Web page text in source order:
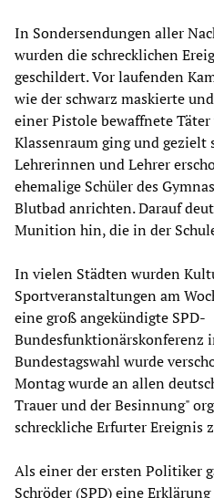
In Sondersendungen aller
wurden die schrecklichen
geschildert. Vor laufenden
wie der schwarz maskierte
einer Pistole bewaffnete
Klassenraum ging und gezielt
Lehrerinnen und Lehrer
ehemalige Schüler des
Blutbad anrichten. Darauf
Munition hin, die in der
In vielen Städten wurden
Sportveranstaltungen am
eine groß angekündigte SPD-
Bundesfunktionärskonferenz
Bundestagswahl wurde
Montag wurde an allen
Trauer und der Besinnung"
schreckliche Erfurter Ereignis
Als einer der ersten Politiker
Schröder (SPD) eine